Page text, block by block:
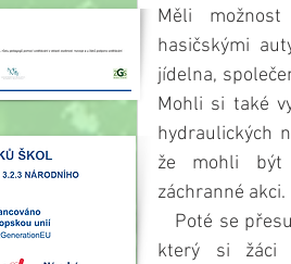
Měli
hasičskými
jídelna,
Mohli si také
hydraulických
že mohli být
záchranné akci.
který si žáci